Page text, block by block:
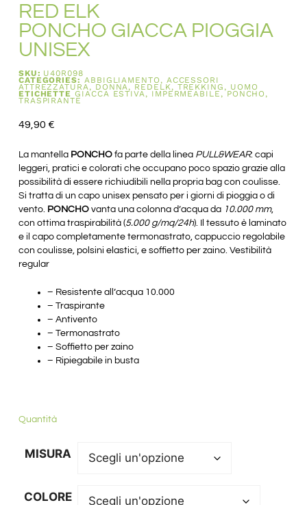
RED ELK
PONCHO GIACCA PIOGGIA
UNISEX
SKU: U40R098
CATEGORIES: ABBIGLIAMENTO , ACCESSORI
ATTREZZATURA, DONNA, REDELK, TREKKING , UOMO
ETICHETTE GIACCA ESTIVA, IMPERMEABILE , PONCHO ,
TRASPIRANTE
49,90 €
La mantella PONCHOfa parte della linea PULL&WEAR: capi
leggeri, pratici e colorati che occupano poco spazio grazie alla
possibilità di essere richiudibili nella propria bag con coulisse.
Si tratta di un capo unisex pensato per i giorni di pioggia o di
vento. PONCHOvanta una colonna d’acqua da 10.000 mm,
con ottima traspirabilità (5.000 g/mq/24h). Il tessuto è laminato
e il capo completamente termonastrato, cappuccio regolabile
con coulisse, polsini elastici, e soffietto per zaino. Vestibilità
regular
– Resistente all’acqua 10.000
– Traspirante
– Antivento
– Termonastrato
– Soffietto per zaino
– Ripiegabile in busta
Quantità
MISURA
COLORE